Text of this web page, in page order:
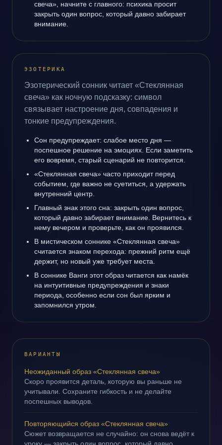
свеча», начните с главного: психика просит
закрыть один вопрос, который давно забирает
внимание.
ЭЗОТЕРИКА
Эзотерический сонник читает «Стеклянная
свеча» как ночную подсказку: символ
связывает настроение дня, совпадения и
тонкие предупреждения.
Сон предупреждает: слабое место дня —
поспешное решение на эмоциях. Если заметить
его вовремя, старый сценарий не повторится.
«Стеклянная свеча» часто приходит перед
событием, где важно не суетиться, а удержать
внутренний центр.
Главный знак этого сна: закрыть один вопрос,
который давно забирает внимание. Вернитесь к
нему вечером и проверьте, как он проявился.
В мистическом соннике «Стеклянная свеча»
считается знаком перехода: прежний ритм ещё
держит, но новый уже требует места.
В соннике Ванги этот образ читается как намёк
на интуитивные предупреждения и знаки
периода, особенно если сон был ярким и
запомнился утром.
ВАРИАНТЫ
Неожиданный образ «Стеклянная свеча»
Скоро проявится деталь, которую вы раньше не
учитывали. Сохраните гибкость и не делайте
поспешных выводов.
Повторяющийся образ «Стеклянная свеча»
Сюжет возвращается не случайно: он снова ведёт к